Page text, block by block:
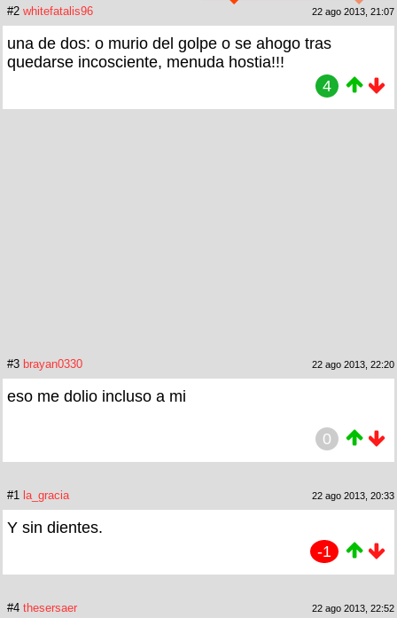
#2 whitefatalis96 22 ago 2013, 21:07
una de dos: o murio del golpe o se ahogo tras
quedarse incosciente, menuda hostia!!!
4
#3 brayan0330 22 ago 2013, 22:20
eso me dolio incluso a mi
0
#1 la_gracia 22 ago 2013, 20:33
Y sin dientes.
-1
#4 thesersaer 22 ago 2013, 22:52